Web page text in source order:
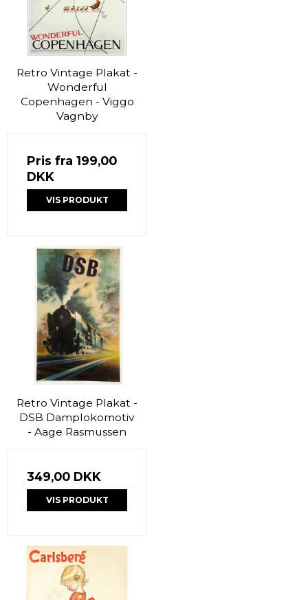
Retro Vintage Plakat -
Wonderful
Copenhagen - Viggo
Vagnby
Pris fra 199,00
DKK
VIS PRODUKT
Retro Vintage Plakat -
DSB Damplokomotiv
- Aage Rasmussen
349,00 DKK
VIS PRODUKT